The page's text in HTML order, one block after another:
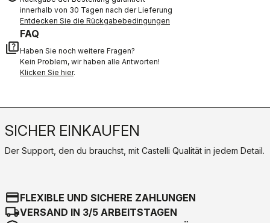
innerhalb von 30 Tagen nach der Lieferung
Entdecken Sie die Rückgabebedingungen
quiz
FAQ
Haben Sie noch weitere Fragen?
Kein Problem, wir haben alle Antworten!
Klicken Sie hier.
SICHER EINKAUFEN
Der Support, den du brauchst, mit Castelli Qualität in jedem Detail.
credit_cardFLEXIBLE UND SICHERE ZAHLUNGEN
local_shippingVERSAND IN 3/5 ARBEITSTAGEN